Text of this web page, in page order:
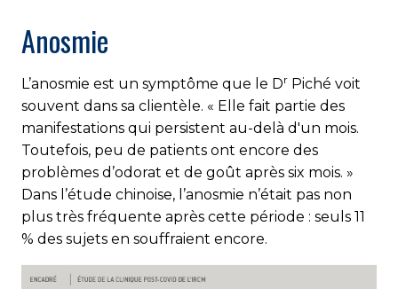
Anosmie
L’anosmie est un symptôme que le Dr Piché voit
souvent dans sa clientèle. « Elle fait partie des
manifestations qui persistent au-delà d'un mois.
Toutefois, peu de patients ont encore des
problèmes d’odorat et de goût après six mois. »
Dans l’étude chinoise, l’anosmie n’était pas non
plus très fréquente après cette période : seuls 11
% des sujets en souffraient encore.